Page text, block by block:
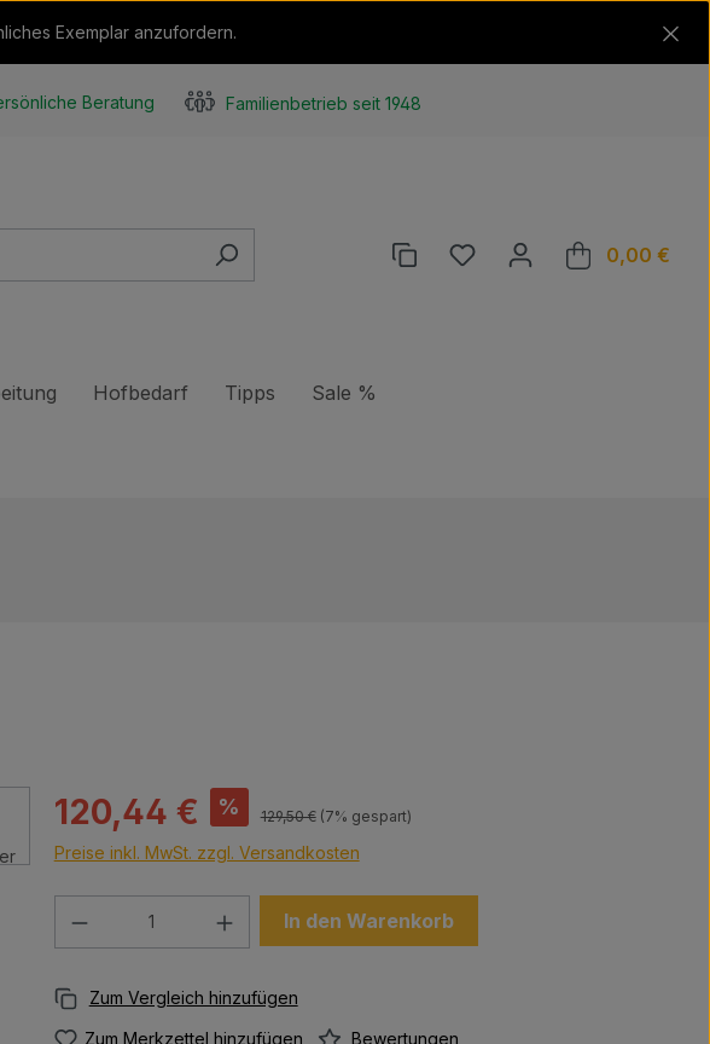
Exemplar anzufordern.
Beratung Familienbetrieb seit 1948
Du hast 0 Produkte auf
0,00 €
Hofbedarf Tipps Sale %
Verkaufspreis:
120,44 € % Regulärer Preis:
129,50 € (7% gespart)
Preise inkl. MwSt. zzgl. Versandkosten
Produkt Anzahl: Gib den gewünschten Wert
In den Warenkorb
Zum Merkzettel hinzufügen Bewertungen